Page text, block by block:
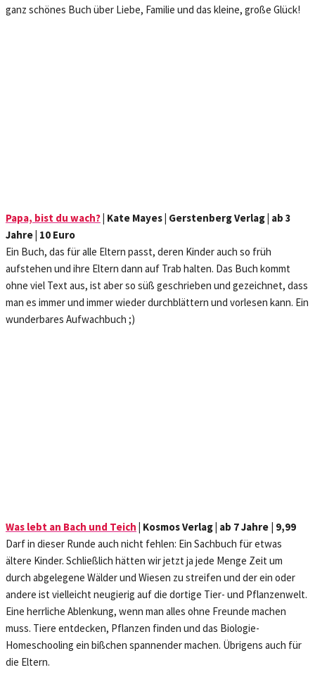
ganz schönes Buch über Liebe, Familie und das kleine, große Glück!
Papa, bist du wach?| Kate Mayes | Gerstenberg Verlag | ab 3
Jahre | 10 Euro
Ein Buch, das für alle Eltern passt, deren Kinder auch so früh
aufstehen und ihre Eltern dann auf Trab halten. Das Buch kommt
ohne viel Text aus, ist aber so süß geschrieben und gezeichnet, dass
man es immer und immer wieder durchblättern und vorlesen kann. Ein
wunderbares Aufwachbuch ;)
Was lebt an Bach und Teich | Kosmos Verlag | ab 7 Jahre 9,99
Darf in dieser Runde auch nicht fehlen: Ein Sachbuch für etwas
ältere Kinder. Schließlich hätten wir jetzt ja jede Menge Zeit um
durch abgelegene Wälder und Wiesen zu streifen und der ein oder
andere ist vielleicht neugierig auf die dortige Tier- und Pflanzenwelt.
Eine herrliche Ablenkung, wenn man alles ohne Freunde machen
muss. Tiere entdecken, Pflanzen finden und das Biologie-
Homeschooling ein bißchen spannender machen. Übrigens auch für
die Eltern.